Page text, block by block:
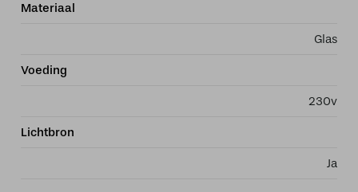
Materiaal
Glas
Voeding
230v
Lichtbron
Ja